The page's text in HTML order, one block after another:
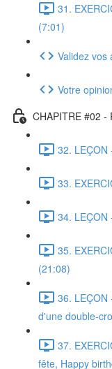
31.
(7:01)
Validez vos
Votre
CHAPITRE #02 -
32. LEÇON
33.
34. LEÇON
35.
(21:08)
36. LEÇON
d'une double-
37.
fête, Happy